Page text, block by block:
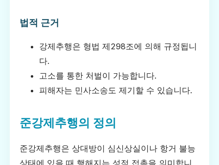
법적 근거
강제추행은 형법 제298조에 의해 규정됩니
다.
고소를 통한 처벌이 가능합니다.
피해자는 민사소송도 제기할 수 있습니다.
준강제추행의 정의
준강제추행은 상대방이 심신상실이나 항거 불능